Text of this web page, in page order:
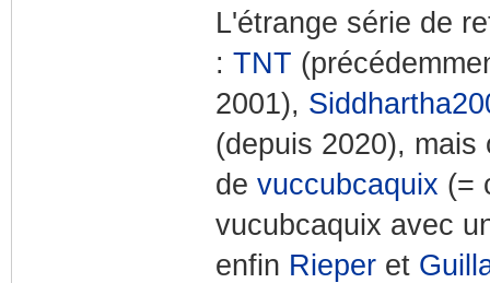
L'étrange série de
: TNT
2001),
(depuis 2020),
de vuccubcaquix (=
vucubcaquix avec
enfin Rieperet